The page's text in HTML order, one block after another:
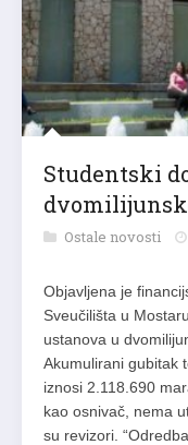
Studentski
Ostale novosti
Objavljena je
Sveučilišta u
ustanova u
Akumulirani gubitak
iznosi 2.118.690
kao osnivač, nema
su revizori.